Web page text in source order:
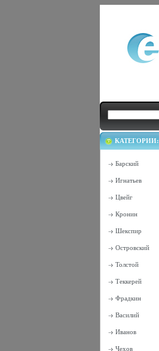
КАТЕГОРИИ:
Барский
Игнатьев
Цвейг
Кронин
Шекспир
Островский
Толстой
Теккерей
Фрадкин
Василий
Иванов
Чехов